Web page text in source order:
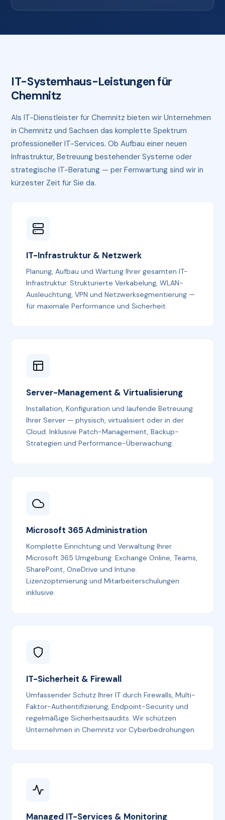
IT-Systemhaus-Leistungen für
Chemnitz
Als IT-Dienstleister für Chemnitz bieten wir Unternehmen
in Chemnitz und Sachsen das komplette Spektrum
professioneller IT-Services. Ob Aufbau einer neuen
Infrastruktur, Betreuung bestehender Systeme oder
strategische IT-Beratung — per Fernwartung sind wir in
kürzester Zeit für Sie da.
IT-Infrastruktur & Netzwerk
Planung, Aufbau und Wartung Ihrer gesamten IT-
Infrastruktur. Strukturierte Verkabelung, WLAN-
Ausleuchtung, VPN und Netzwerksegmentierung —
für maximale Performance und Sicherheit.
Server-Management & Virtualisierung
Installation, Konfiguration und laufende Betreuung
Ihrer Server — physisch, virtualisiert oder in der
Cloud. Inklusive Patch-Management, Backup-
Strategien und Performance-Überwachung.
Microsoft 365 Administration
Komplette Einrichtung und Verwaltung Ihrer
Microsoft 365 Umgebung: Exchange Online, Teams,
SharePoint, OneDrive und Intune.
Lizenzoptimierung und Mitarbeiterschulungen
inklusive.
IT-Sicherheit & Firewall
Umfassender Schutz Ihrer IT durch Firewalls, Multi-
Faktor-Authentifizierung, Endpoint-Security und
regelmäßige Sicherheitsaudits. Wir schützen
Unternehmen in Chemnitz vor Cyberbedrohungen.
Managed IT-Services & Monitoring